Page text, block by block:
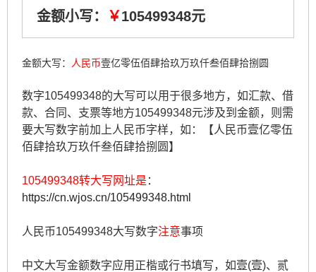
金额小写： ￥105499348元
金额大写： 人民币壹亿零伍佰肆拾玖万玖仟叁佰肆拾捌圆
数字105499348的大写可以用于很多地方，如汇款、借
款、合同、支票等地方105499348元涉及到金额，则需
要大写数字前加上人民币字样，如：【人民币壹亿零伍
佰肆拾玖万玖仟叁佰肆拾捌圆】
105499348转大写网址是 ：
https://cn.wjos.cn/105499348.html
人民币105499348大写数字注意事项
中文大写金额数字应用正楷或行书填写，如壹(壹)、贰